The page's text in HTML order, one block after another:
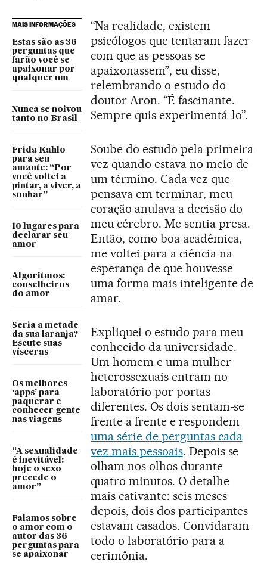
MAIS INFORMAÇÕES
Estas são as 36
perguntas que
farão você se
apaixonar por
qualquer um
Nunca se noivou
tanto no Brasil
Frida Kahlo
para seu
amante: “Por
você voltei a
pintar, a viver, a
sonhar”
10 lugares para
declarar seu
amor
Algoritmos:
conselheiros
do amor
Seria a metade
da sua laranja?
Escute suas
vísceras
Os melhores
‘apps’ para
paquerar e
conhecer gente
nas viagens
“A sexualidade
é inevitável:
hoje o sexo
precede o
amor”
Falamos sobre
o amor com o
autor das 36
perguntas para
se apaixonar
“Na realidade, existem
psicólogos que tentaram fazer
com que as pessoas se
apaixonassem”, eu disse,
relembrando o estudo do
doutor Aron. “É fascinante.
Sempre quis experimentá-lo”.
Soube do estudo pela primeira
vez quando estava no meio de
um término. Cada vez que
pensava em terminar, meu
coração anulava a decisão do
meu cérebro. Me sentia presa.
Então, como boa acadêmica,
me voltei para a ciência na
esperança de que houvesse
uma forma mais inteligente de
amar.
Expliquei o estudo para meu
conhecido da universidade.
Um homem e uma mulher
heterossexuais entram no
laboratório por portas
diferentes. Os dois sentam-se
frente a frente e respondem
uma série de perguntas cada
vez mais pessoais. Depois se
olham nos olhos durante
quatro minutos. O detalhe
mais cativante: seis meses
depois, dois dos participantes
estavam casados. Convidaram
todo o laboratório para a
cerimônia.